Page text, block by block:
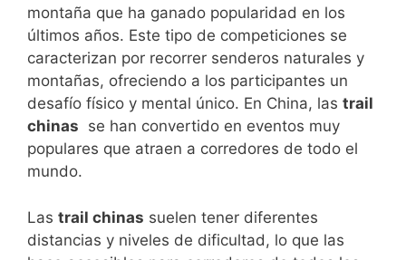
montaña que ha ganado popularidad en los
últimos años. ​Este tipo de competiciones se
caracterizan por ⁢recorrer senderos naturales y
montañas,​ ofreciendo a los participantes⁤ un
desafío físico y mental⁤ único. En China, ⁤las trail
chinas ‌ se han convertido en eventos muy
populares que atraen a corredores de todo el
mundo.
Las trail chinas suelen tener diferentes
distancias y niveles de dificultad, lo que las